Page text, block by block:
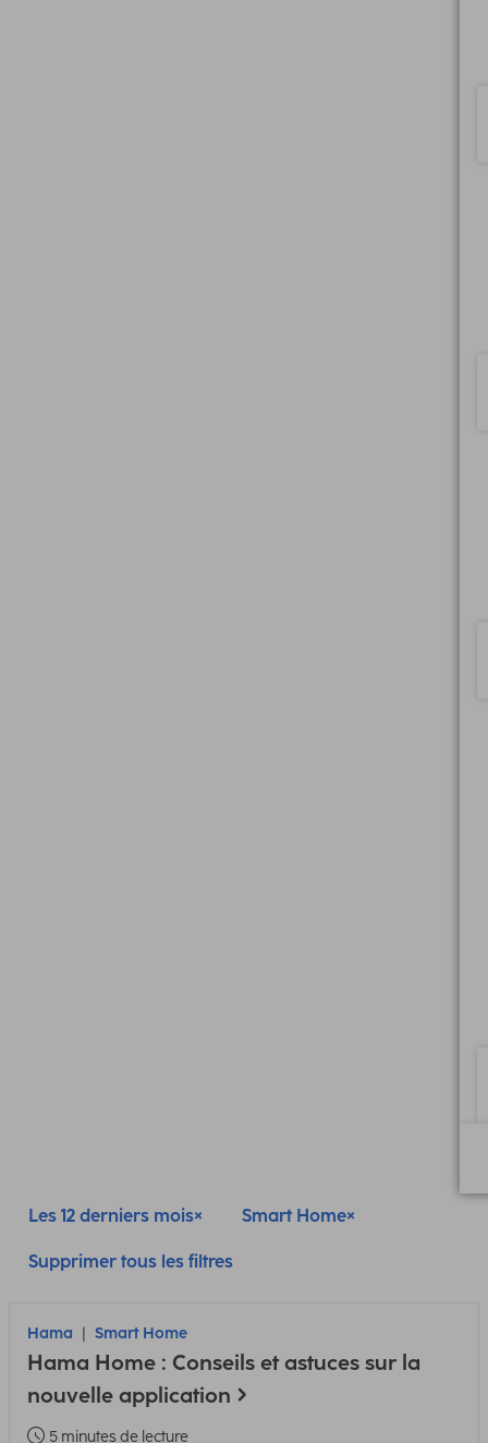
Les 12 derniers mois Smart Home
Supprimer tous les filtres
Hama Smart Home
Hama Home : Conseils et astuces sur la
nouvelle application
5 minutes de lecture